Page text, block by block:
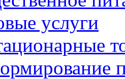
услуги